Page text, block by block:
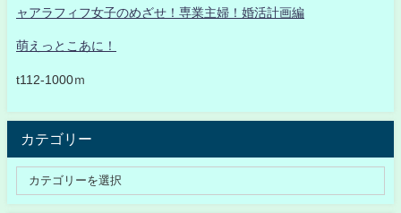
ャアラフィフ女子のめざせ！専業主婦！婚活計画編
萌えっとこあに！
t112-1000ｍ
カテゴリー